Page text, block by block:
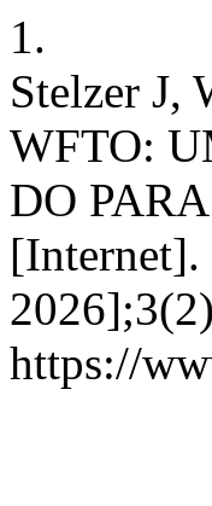
1.
Stelzer J,
WFTO:
DO
[Internet].
https://